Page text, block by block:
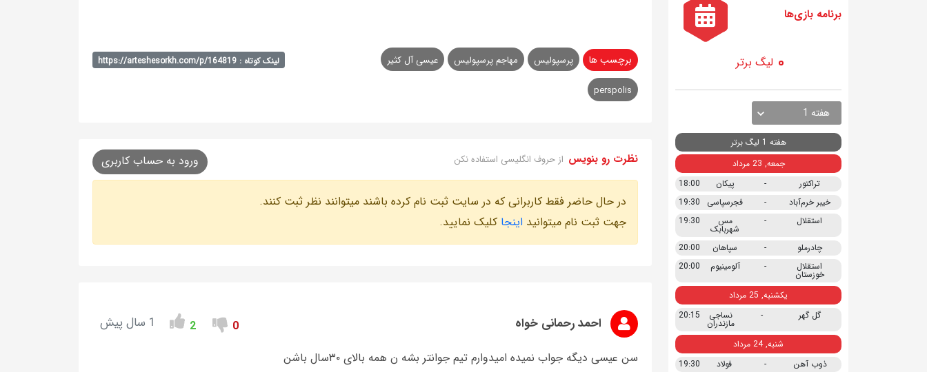
برچسب ها پرسپولیس مهاجم پرسپولیس عیسی آل کثیر
perspolis
لینک کوتاه : https://arteshesorkh.com/p/164819
نظرت رو بنویس از حروف انگلیسی استفاده نکن ورود به حساب کاربری
در حال حاضر فقط کاربرانی که در سایت ثبت نام کرده باشند میتوانند نظر ثبت کنند.
جهت ثبت نام میتوانید اینجا کلیک نمایید.
احمد رحمانی خواه 0
2 1 سال پیش
سن عیسی دیگه جواب نمیده امیدوارم تیم جوانتر بشه ن همه بالای ۳۰سال باشن
برنامه بازی ها
لیگ برتر
هفته 1
هفته 1 لیگ برتر
جمعه, 23 مرداد
تراکتور
- پیکان
18:00
خیبر خرم‌آباد
- فجرسپاسی
19:30
استقلال
- مس
شهربابک
19:30
چادرملو - سپاهان
20:00
استقلال
خوزستان
- آلومینیوم 20:00
یکشنبه, 25 مرداد
گل گهر
- نساجی
مازندران
20:15
شنبه, 24 مرداد
ذوب آهن
- فولاد
19:30